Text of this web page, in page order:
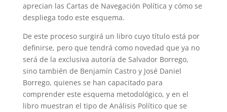
aprecian las Cartas de Navegación Política y cómo se
despliega todo este esquema.
De este proceso surgirá un libro cuyo título está por
definirse, pero que tendrá como novedad que ya no
será de la exclusiva autoría de Salvador Borrego,
sino también de Benjamín Castro y José Daniel
Borrego, quienes se han capacitado para
comprender este esquema metodológico, y en el
libro muestran el tipo de Análisis Político que se